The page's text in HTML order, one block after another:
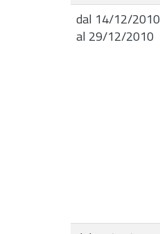
dal 14/12/2010
al 29/12/2010